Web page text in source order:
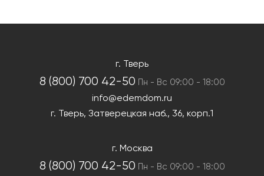
г. Тверь
8 (800) 700 42-50 Пн - Вс 09:00 - 18:00
info@edemdom.ru
г. Тверь, Затверецкая наб., 36, корп.1
г. Москва
8 (800) 700 42-50 Пн - Вс 09:00 - 18:00